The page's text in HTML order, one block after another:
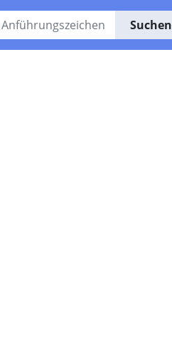
Suchen